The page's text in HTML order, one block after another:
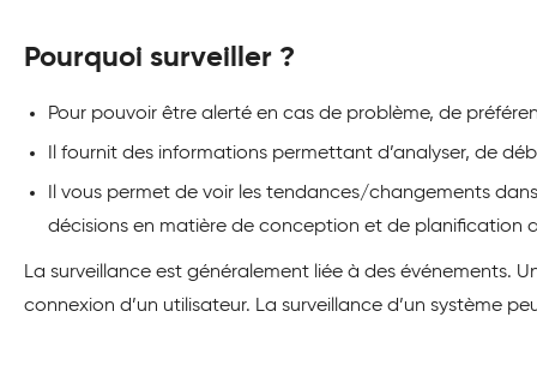
Pourquoi surveiller ?
Pour pouvoir être alerté en cas de problème, de
Il fournit des informations permettant d’analyser, de
Il vous permet de voir les tendances/changements
décisions en matière de conception et de planification
La surveillance est généralement liée à des événements.
connexion d’un utilisateur. La surveillance d’un système